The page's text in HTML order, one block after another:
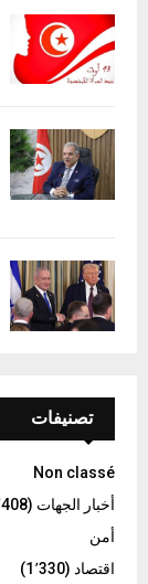
تصنيفات
Non classé
أخبار الجهات (2٬408)
أمن
اقتصاد (1٬330)